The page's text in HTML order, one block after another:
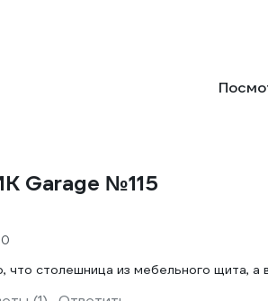
Garage №115
что столешница из мебельного щита,